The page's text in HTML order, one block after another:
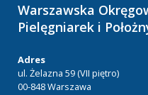
Warszawska
Pielęgniarek i
Adres
ul. Żelazna 59 (VII piętro)
00-848 Warszawa